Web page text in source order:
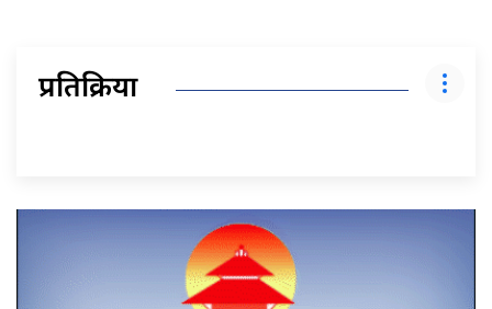
प्रतिक्रिया